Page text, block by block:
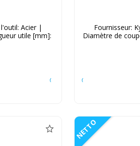
Acier |
utile [mm]:
Fournisseur:
Diamètre de
NETTO